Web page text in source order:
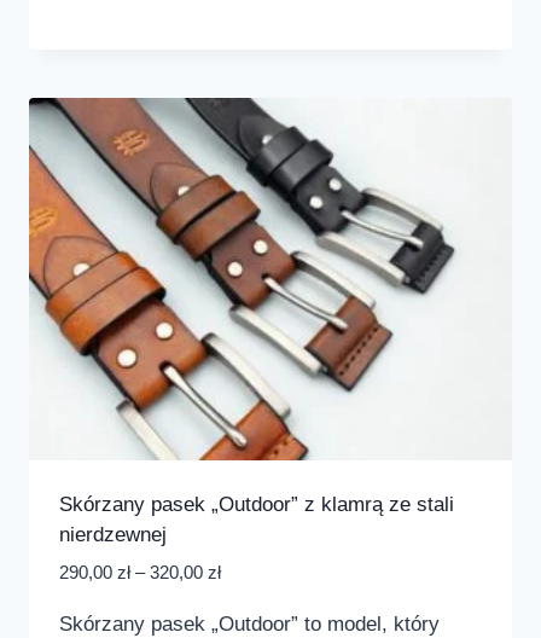
Skórzany pasek „Outdoor” z klamrą ze stali
nierdzewnej
290,00 zł – 320,00 zł
Skórzany pasek „Outdoor” to model, który